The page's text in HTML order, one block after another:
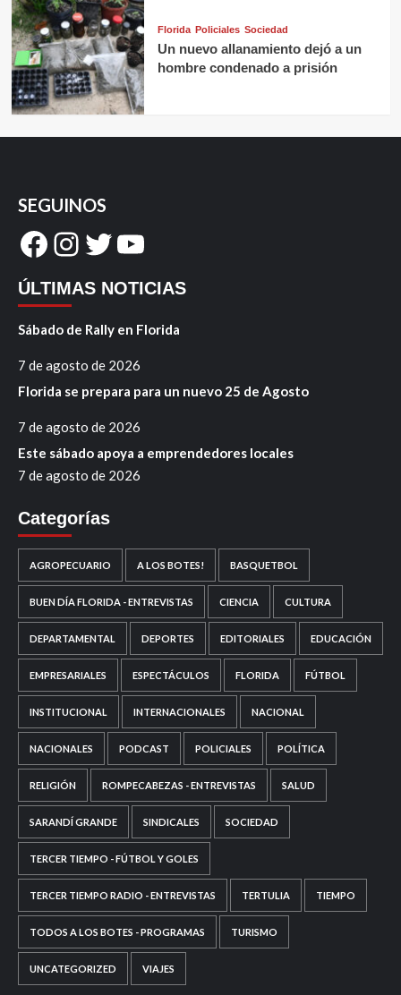
Florida Policiales Sociedad
Un nuevo allanamiento dejó a un
hombre condenado a prisión
SEGUINOS
Facebook
Instagram
Twitter
YouTube
ÚLTIMAS NOTICIAS
Sábado de Rally en Florida
7 de agosto de 2026
Florida se prepara para un nuevo 25 de Agosto
7 de agosto de 2026
Este sábado apoya a emprendedores locales
7 de agosto de 2026
Categorías
AGROPECUARIO A LOS BOTES! BASQUETBOL
BUEN DÍA FLORIDA - ENTREVISTAS CIENCIA CULTURA
DEPARTAMENTAL DEPORTES EDITORIALES EDUCACIÓN
EMPRESARIALES ESPECTÁCULOS FLORIDA FÚTBOL
INSTITUCIONAL INTERNACIONALES NACIONAL
NACIONALES PODCAST POLICIALES POLÍTICA
RELIGIÓN ROMPECABEZAS - ENTREVISTAS SALUD
SARANDÍ GRANDE SINDICALES SOCIEDAD
TERCER TIEMPO - FÚTBOL Y GOLES
TERCER TIEMPO RADIO - ENTREVISTAS TERTULIA TIEMPO
TODOS A LOS BOTES - PROGRAMAS TURISMO
UNCATEGORIZED VIAJES